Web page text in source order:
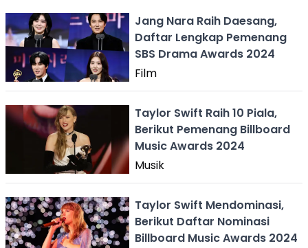
Jang Nara Raih Daesang,
Daftar Lengkap Pemenang
SBS Drama Awards 2024
Film
Taylor Swift Raih 10 Piala,
Berikut Pemenang Billboard
Music Awards 2024
Musik
Taylor Swift Mendominasi,
Berikut Daftar Nominasi
Billboard Music Awards 2024